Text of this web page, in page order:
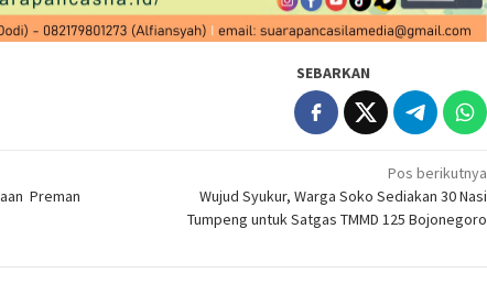
SEBARKAN
Preman
Pos berikutnya
Wujud Syukur, Warga Soko Sediakan 30 Nasi
Tumpeng untuk Satgas TMMD 125 Bojonegoro